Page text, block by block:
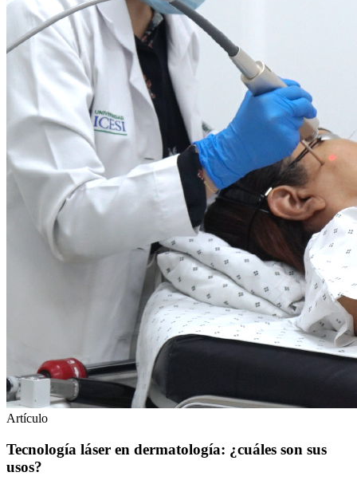
Artículo
Tecnología láser en dermatología: ¿cuáles son sus
usos?